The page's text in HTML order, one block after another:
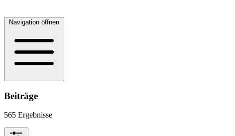
Navigation öffnen
Beiträge
565 Ergebnisse